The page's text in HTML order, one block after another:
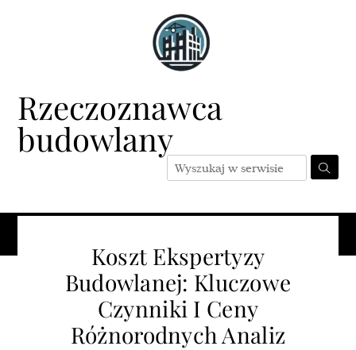
Rzeczoznawca
budowlany
Koszt Ekspertyzy
Budowlanej: Kluczowe
Czynniki I Ceny
Różnorodnych Analiz